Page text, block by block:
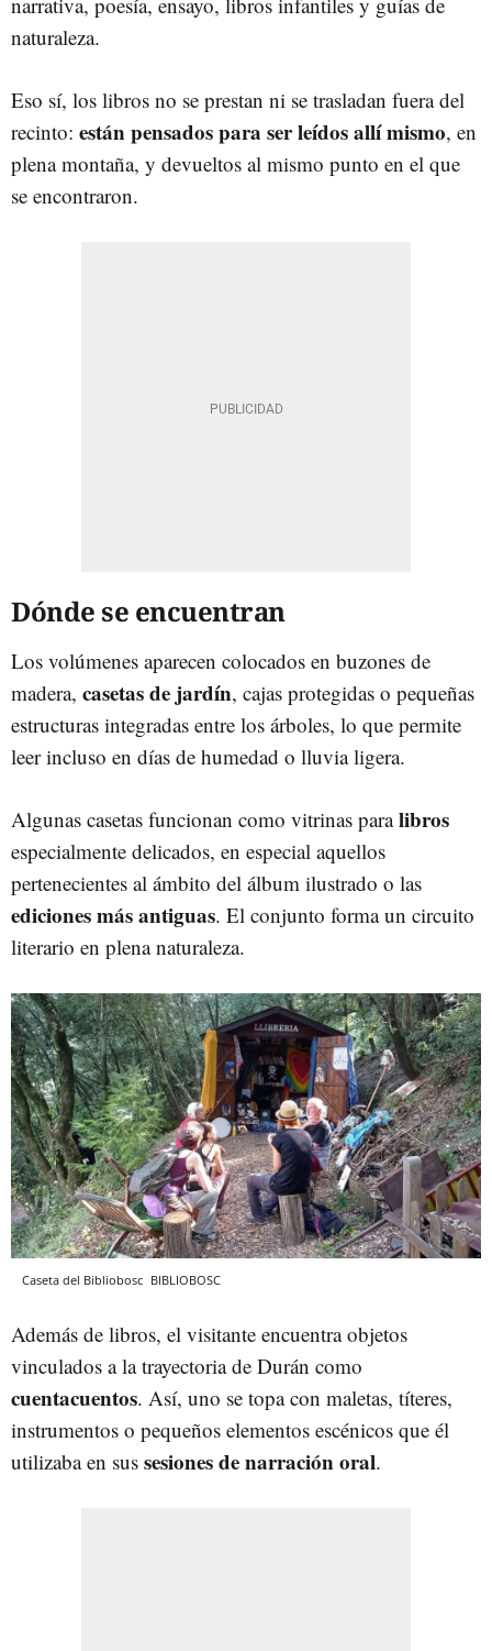
naturaleza.
Eso sí, los libros no se prestan ni se trasladan fuera del
recinto: están pensados para ser leídos allí mismo, en
plena montaña, y devueltos al mismo punto en el que
se encontraron.
Dónde se encuentran
Los volúmenes aparecen colocados en buzones de
madera, casetas de jardín, cajas protegidas o pequeñas
estructuras integradas entre los árboles, lo que permite
leer incluso en días de humedad o lluvia ligera.
Algunas casetas funcionan como vitrinas paralibros
especialmente delicados, en especial aquellos
pertenecientes al ámbito del álbum ilustrado o las
ediciones más antiguas. El conjunto forma un circuito
literario en plena naturaleza.
Caseta del Bibliobosc BIBLIOBOSC
Además de libros, el visitante encuentra objetos
vinculados a la trayectoria de Durán como
cuentacuentos. Así, uno se topa con maletas, títeres,
instrumentos o pequeños elementos escénicos que él
utilizaba en sus sesiones de narración oral.